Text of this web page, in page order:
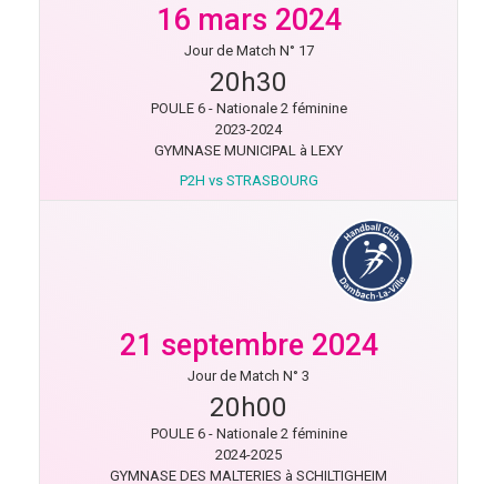
16 mars 2024
Jour de Match N° 17
20h30
POULE 6 - Nationale 2 féminine
2023-2024
GYMNASE MUNICIPAL à LEXY
P2H vs STRASBOURG
21 septembre 2024
Jour de Match N° 3
20h00
POULE 6 - Nationale 2 féminine
2024-2025
GYMNASE DES MALTERIES à SCHILTIGHEIM